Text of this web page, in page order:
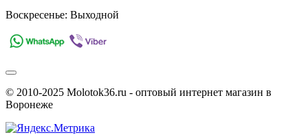
Воскресенье: Выходной
© 2010-2025 Molotok36.ru - оптовый интернет магазин в
Воронеже